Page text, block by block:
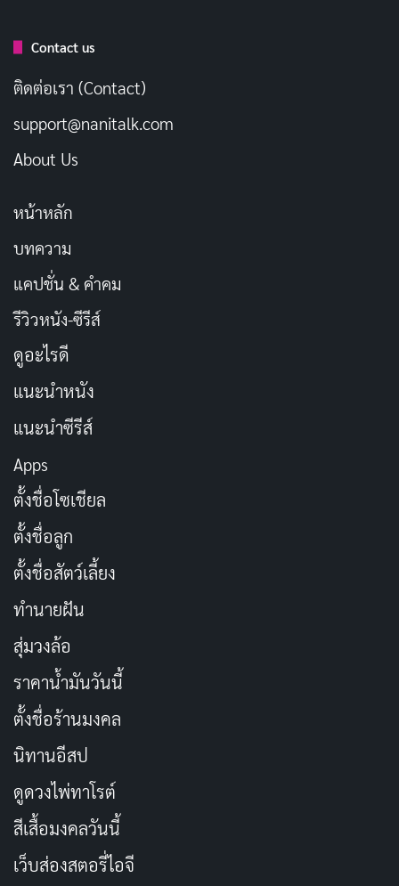
อาราเละคือเด็กสาวที่มีไฟแรงกล้าในการเป็นนักดนตรี แต่
เบื้องหลังความมุ่งมั่นนั้นคือบาดแผลจากวงเดิมที่แตกสลาย
และความกลัวว่าจะล้มเหลวอีกครั้ง ฟูจิคือนักวาดภาพ
ไร้อารมณ์หากมองจากภายนอก แต่ภายในกลับเต็มไปด้วย
ความคิดที่ซับซ้อน ส่วนโนโนกะคือคนเดียวในกลุ่มที่เคยมี
มากกว่าคนอื่น
ต่างกันอย่างสุดขั้ว ไม่เพียงแค่สร้างความขัดแย้งที่น่าสนใจ
แต่ยังทำให้การรวมวงไม่ใช่เรื่องง่าย และนั่นคือเสน่ห์ของ
เรื่อง เพราะการเติบโตของวง MewType ไม่ได้มาจากการ
ซ้อมดนตรีให้เพราะขึ้น แต่มาจากการที่พวกเธอค่อย ๆ
ของตัวเอง
ในสามตอนแรกเรายังไม่เห็นพวกเธอเล่น
ดนตรีด้วยกันอย่างเต็มรูปแบบเลยด้วยซ้ำ แต่
เราเข้าใจแล้วว่าทำไมพวกเธอถึงยังเล่นด้วย
กันไม่ได้ และนั่นสำคัญกว่า
Contact us
ติดต่อเรา (Contact)
support@nanitalk.com
About Us
หน้าหลัก
บทความ
แคปชั่น & คำคม
รีวิวหนัง-ซีรีส์
ดูอะไรดี
แนะนำหนัง
แนะนำซีรีส์
Apps
ตั้งชื่อโซเชียล
ตั้งชื่อลูก
ตั้งชื่อสัตว์เลี้ยง
ทำนายฝัน
สุ่มวงล้อ
ราคาน้ำมันวันนี้
ตั้งชื่อร้านมงคล
นิทานอีสป
ดูดวงไพ่ทาโรต์
สีเสื้อมงคลวันนี้
เว็บส่องสตอรี่ไอจี